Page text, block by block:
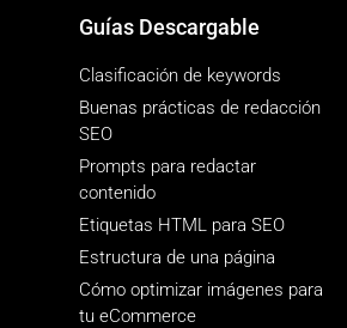
Guías Descargable
Clasificación de keywords
Buenas prácticas de redacción
SEO
Prompts para redactar
contenido
Etiquetas HTML para SEO
Estructura de una página
Cómo optimizar imágenes para
tu eCommerce